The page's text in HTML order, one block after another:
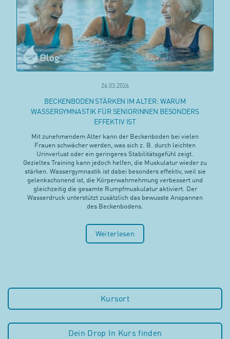
26.03.2026
BECKENBODEN STÄRKEN IM ALTER: WARUM
WASSERGYMNASTIK FÜR SENIORINNEN BESONDERS
EFFEKTIV IST
Mit zunehmendem Alter kann der Beckenboden bei vielen
Frauen schwächer werden, was sich z. B. durch leichten
Urinverlust oder ein geringeres Stabilitätsgefühl zeigt.
Gezieltes Training kann jedoch helfen, die Muskulatur wieder zu
stärken. Wassergymnastik ist dabei besonders effektiv, weil sie
gelenkschonend ist, die Körperwahrnehmung verbessert und
gleichzeitig die gesamte Rumpfmuskulatur aktiviert. Der
Wasserdruck unterstützt zusätzlich das bewusste Anspannen
des Beckenbodens.
Weiterlesen
Kursort
Dein Drop In Kurs finden